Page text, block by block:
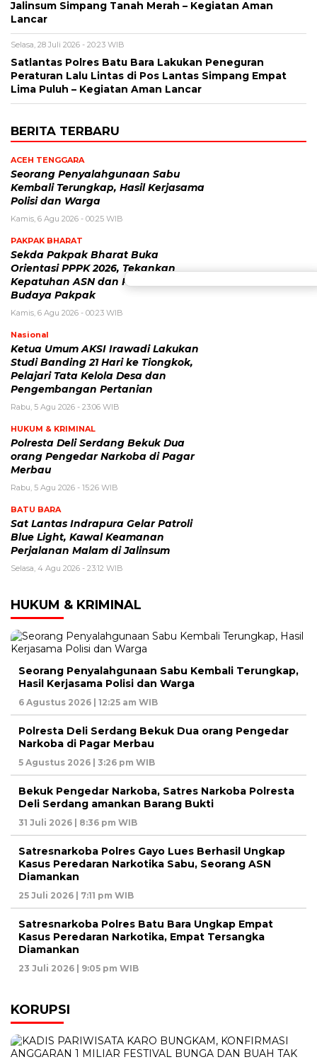
Jalinsum Simpang Tanah Merah – Kegiatan Aman
Lancar
Selasa, 28 Juli 2026 - 20:23 WIB
Satlantas Polres Batu Bara Lakukan Peneguran
Peraturan Lalu Lintas di Pos Lantas Simpang Empat
Lima Puluh – Kegiatan Aman Lancar
BERITA TERBARU
ACEH TENGGARA
Seorang Penyalahgunaan Sabu
Kembali Terungkap, Hasil Kerjasama
Polisi dan Warga
Kamis, 6 Agu 2026 - 00:25 WIB
PAKPAK BHARAT
Sekda Pakpak Bharat Buka
Orientasi PPPK 2026, Tekankan
Kepatuhan ASN dan Pelestarian
Budaya Pakpak
Kamis, 6 Agu 2026 - 00:23 WIB
Nasional
Ketua Umum AKSI Irawadi Lakukan
Studi Banding 21 Hari ke Tiongkok,
Pelajari Tata Kelola Desa dan
Pengembangan Pertanian
Rabu, 5 Agu 2026 - 23:06 WIB
HUKUM & KRIMINAL
Polresta Deli Serdang Bekuk Dua
orang Pengedar Narkoba di Pagar
Merbau
Rabu, 5 Agu 2026 - 15:26 WIB
BATU BARA
Sat Lantas Indrapura Gelar Patroli
Blue Light, Kawal Keamanan
Perjalanan Malam di Jalinsum
Selasa, 4 Agu 2026 - 23:12 WIB
HUKUM & KRIMINAL
Seorang Penyalahgunaan Sabu Kembali Terungkap,
Hasil Kerjasama Polisi dan Warga
6 Agustus 2026 | 12:25 am WIB
Polresta Deli Serdang Bekuk Dua orang Pengedar
Narkoba di Pagar Merbau
5 Agustus 2026 | 3:26 pm WIB
Bekuk Pengedar Narkoba, Satres Narkoba Polresta
Deli Serdang amankan Barang Bukti
31 Juli 2026 | 8:36 pm WIB
Satresnarkoba Polres Gayo Lues Berhasil Ungkap
Kasus Peredaran Narkotika Sabu, Seorang ASN
Diamankan
25 Juli 2026 | 7:11 pm WIB
Satresnarkoba Polres Batu Bara Ungkap Empat
Kasus Peredaran Narkotika, Empat Tersangka
Diamankan
23 Juli 2026 | 9:05 pm WIB
KORUPSI